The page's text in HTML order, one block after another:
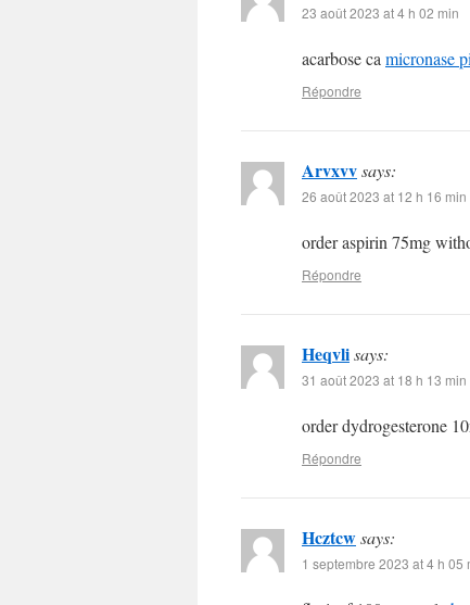
23 août 2023 at 4 h 02 min
acarbose ca micronase
Répondre
Arvxvvsays:
26 août 2023 at 12 h 16 min
order aspirin 75mg
Répondre
Heqvlisays:
31 août 2023 at 18 h 13 min
order dydrogesterone
Répondre
Hcztcwsays:
1 septembre 2023 at 4 h 05